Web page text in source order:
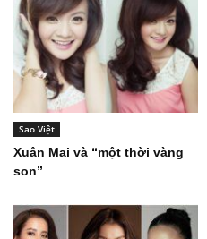
Sao Việt
Xuân Mai và “một thời vàng
son”